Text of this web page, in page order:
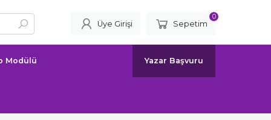
Üye Girişi Sepetim
0
Modülü Yazar Başvuru